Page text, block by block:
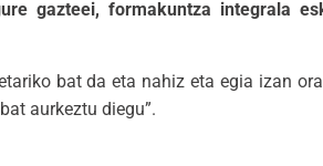
gazteei, formakuntza integrala
bat da eta nahiz eta egia izan
aurkeztu diegu”.